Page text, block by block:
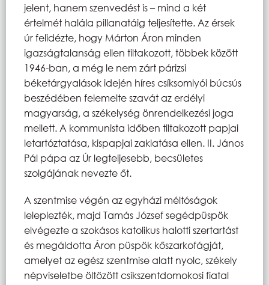
jelent, hanem szenvedést is – mind a két
értelmét halála pillanatáig teljesítette. Az érsek
úr felidézte, hogy Márton Áron minden
igazságtalanság ellen tiltakozott, többek között
1946-ban, a még le nem zárt párizsi
béketárgyalások idején híres csíksomlyói búcsús
beszédében felemelte szavát az erdélyi
magyarság, a székelység önrendelkezési joga
mellett. A kommunista időben tiltakozott papjai
letartóztatása, kispapjai zaklatása ellen. II. János
Pál pápa az Úr legteljesebb, becsületes
szolgájának nevezte őt.
A szentmise végén az egyházi méltóságok
leleplezték, majd Tamás József segédpüspök
elvégezte a szokásos katolikus halotti szertartást
és megáldotta Áron püspök kőszarkofágját,
amelyet az egész szentmise alatt nyolc, székely
népviseletbe öltözött csíkszentdomokosi fiatal